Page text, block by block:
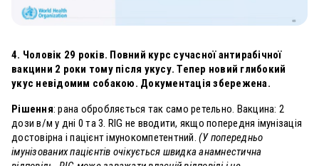
4. Чоловік 29 років. Повний курс сучасної антирабічної
вакцини 2 роки тому після укусу. Тепер новий глибокий
укус невідомим собакою. Документація збережена.
Рішення: рана обробляється так само ретельно. Вакцина: 2
дози в/м у дні 0 та 3. RIG не вводити, якщо попередня імунізація
достовірна і пацієнт імунокомпетентний. (У попередньо
імунізованих пацієнтів очікується швидка анамнестична